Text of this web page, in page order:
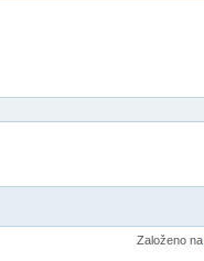
Založeno na